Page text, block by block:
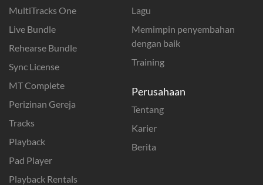
MultiTracks One
Live Bundle
Rehearse Bundle
Sync License
MT Complete
Perizinan Gereja
Tracks
Playback
Pad Player
Playback Rentals
Lagu
Memimpin penyembahan
dengan baik
Training
Perusahaan
Tentang
Karier
Berita